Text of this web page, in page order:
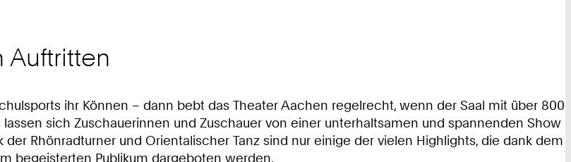
ihr Können – dann bebt das Theater Aachen regelrecht, wenn der Saal mit über 800
sich Zuschauerinnen und Zuschauer von einer unterhaltsamen und spannenden Show
Rhönradturner und Orientalischer Tanz sind nur einige der vielen Highlights, die dank dem
begeisterten Publikum dargeboten werden.